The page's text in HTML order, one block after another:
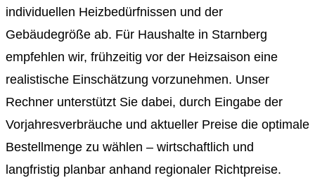
individuellen Heizbedürfnissen und der
Gebäudegröße ab. Für Haushalte in Starnberg
empfehlen wir, frühzeitig vor der Heizsaison eine
realistische Einschätzung vorzunehmen. Unser
Rechner unterstützt Sie dabei, durch Eingabe der
Vorjahresverbräuche und aktueller Preise die optimale
Bestellmenge zu wählen – wirtschaftlich und
langfristig planbar anhand regionaler Richtpreise.